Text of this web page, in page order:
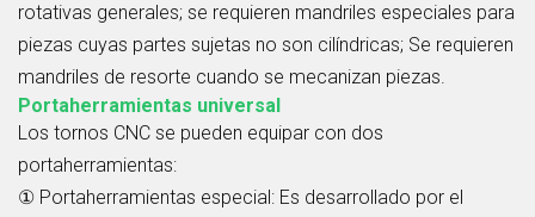
rotativas generales; se requieren mandriles especiales para
piezas cuyas partes sujetas no son cilíndricas; Se requieren
mandriles de resorte cuando se mecanizan piezas.
Portaherramientas universal
Los tornos CNC se pueden equipar con dos
portaherramientas:
① Portaherramientas especial: Es desarrollado por el